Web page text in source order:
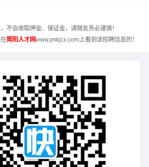
不会收取押金、保证金，请微友务必谨慎！
简阳人才网www.jmkjcx.com上看到该招聘信息的！